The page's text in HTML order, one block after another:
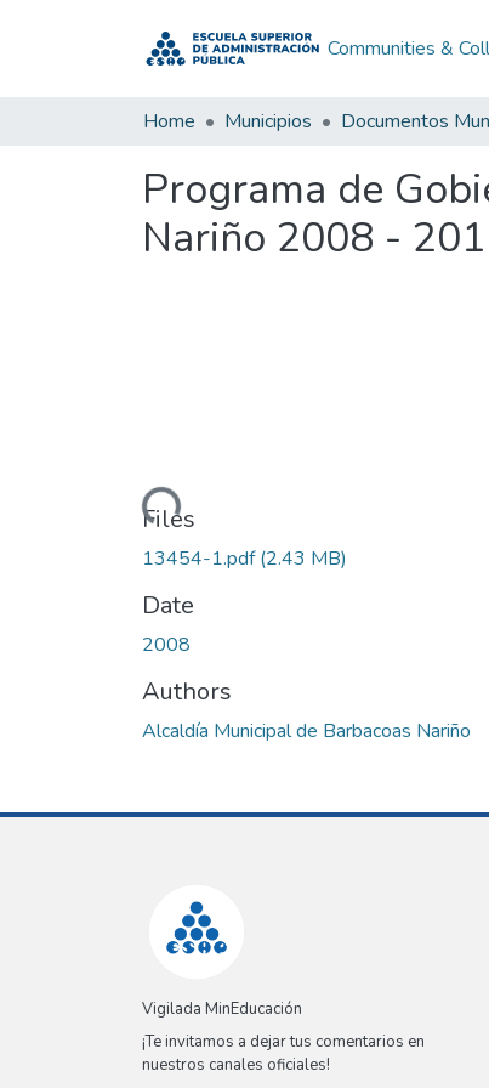
Communities &
Home Municipios Documentos
Programa de
Nariño 2008 -
Loading...
Files
13454-1.pdf(2.43 MB)
Date
2008
Authors
Alcaldía Municipal de Barbacoas Nariño
Vigilada MinEducación
¡Te invitamos a dejar tus comentarios en
nuestros canales oficiales!